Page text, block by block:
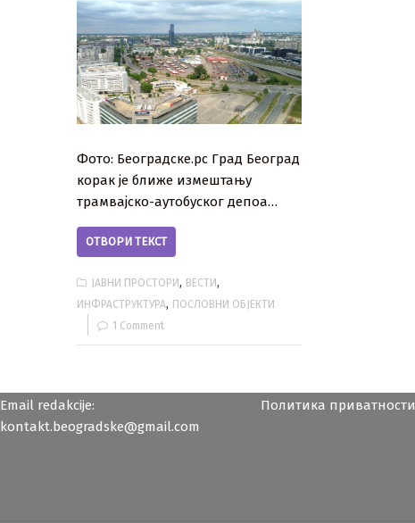
Фото: Београдске.рс Град Београд
корак је ближе измештању
трамвајско-аутобуског депоа…
ОТВОРИ ТЕКСТ
ЈАВНИ ПРОСТОРИ, ВЕСТИ,
ИНФРАСТРУКТУРА, ПОСЛОВНИ ОБЈЕКТИ
1 Comment
Email redakcije:
kontakt.beogradske@gmail.com
Политика приватности